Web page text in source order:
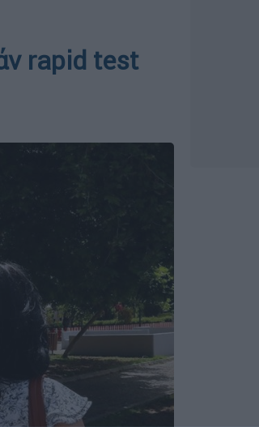
rapid test